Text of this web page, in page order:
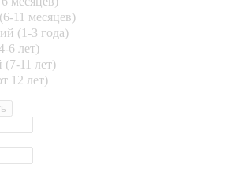
11 месяцев)
(1-3 года)
6 лет)
11 лет)
12 лет)